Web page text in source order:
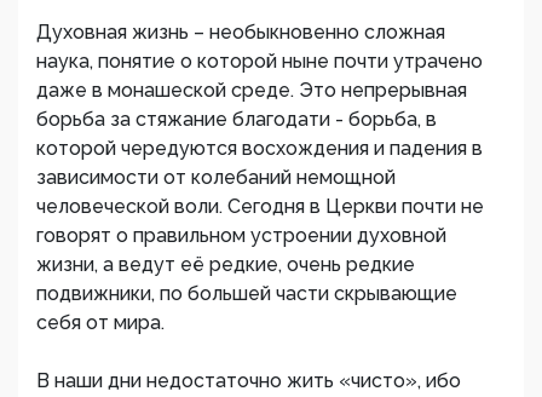
Духовная жизнь – необыкновенно сложная
наука, понятие о которой ныне почти утрачено
даже в монашеской среде. Это непрерывная
борьба за стяжание благодати - борьба, в
которой чередуются восхождения и падения в
зависимости от колебаний немощной
человеческой воли. Сегодня в Церкви почти не
говорят о правильном устроении духовной
жизни, а ведут её редкие, очень редкие
подвижники, по большей части скрывающие
себя от мира.
В наши дни недостаточно жить «чисто», ибо